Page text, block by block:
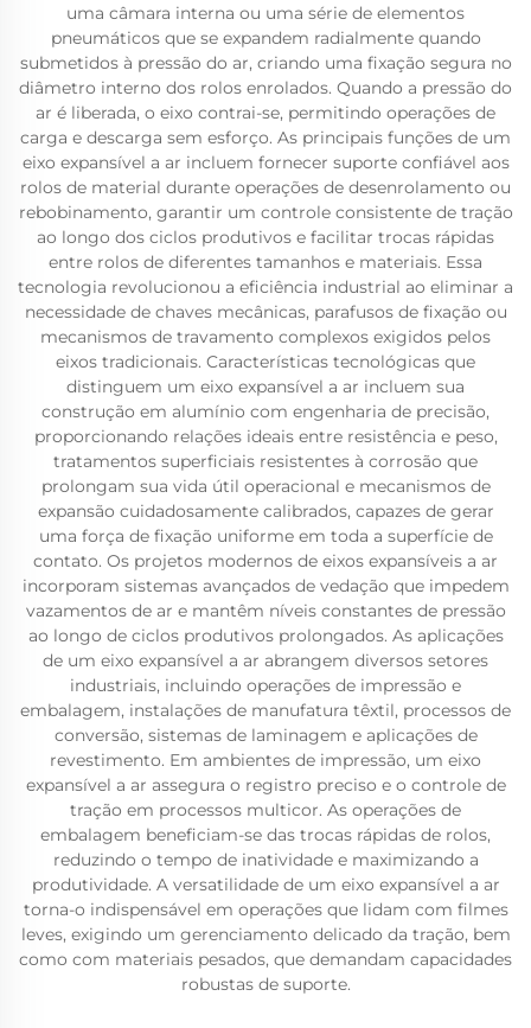
uma câmara interna ou uma série de elementos
pneumáticos que se expandem radialmente quando
submetidos à pressão do ar, criando uma fixação segura no
diâmetro interno dos rolos enrolados. Quando a pressão do
ar é liberada, o eixo contrai-se, permitindo operações de
carga e descarga sem esforço. As principais funções de um
eixo expansível a ar incluem fornecer suporte confiável aos
rolos de material durante operações de desenrolamento ou
rebobinamento, garantir um controle consistente de tração
ao longo dos ciclos produtivos e facilitar trocas rápidas
entre rolos de diferentes tamanhos e materiais. Essa
tecnologia revolucionou a eficiência industrial ao eliminar a
necessidade de chaves mecânicas, parafusos de fixação ou
mecanismos de travamento complexos exigidos pelos
eixos tradicionais. Características tecnológicas que
distinguem um eixo expansível a ar incluem sua
construção em alumínio com engenharia de precisão,
proporcionando relações ideais entre resistência e peso,
tratamentos superficiais resistentes à corrosão que
prolongam sua vida útil operacional e mecanismos de
expansão cuidadosamente calibrados, capazes de gerar
uma força de fixação uniforme em toda a superfície de
contato. Os projetos modernos de eixos expansíveis a ar
incorporam sistemas avançados de vedação que impedem
vazamentos de ar e mantêm níveis constantes de pressão
ao longo de ciclos produtivos prolongados. As aplicações
de um eixo expansível a ar abrangem diversos setores
industriais, incluindo operações de impressão e
embalagem, instalações de manufatura têxtil, processos de
conversão, sistemas de laminagem e aplicações de
revestimento. Em ambientes de impressão, um eixo
expansível a ar assegura o registro preciso e o controle de
tração em processos multicor. As operações de
embalagem beneficiam-se das trocas rápidas de rolos,
reduzindo o tempo de inatividade e maximizando a
produtividade. A versatilidade de um eixo expansível a ar
torna-o indispensável em operações que lidam com filmes
leves, exigindo um gerenciamento delicado da tração, bem
como com materiais pesados, que demandam capacidades
robustas de suporte.